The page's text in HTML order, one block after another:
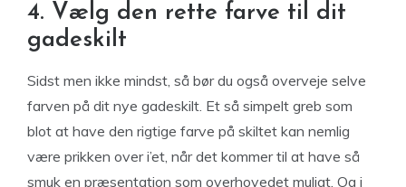
4. Vælg den rette farve til dit
gadeskilt
Sidst men ikke mindst, så bør du også overveje selve
farven på dit nye gadeskilt. Et så simpelt greb som
blot at have den rigtige farve på skiltet kan nemlig
være prikken over i’et, når det kommer til at have så
smuk en præsentation som overhovedet muligt. Og i